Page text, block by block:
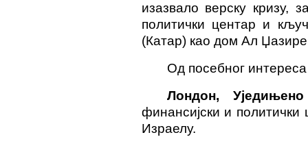
изазвало верску кризу,
политички центар и
(Катар) као дом Ал
Од посебног
Лондон,
финансијски и
Израелу.